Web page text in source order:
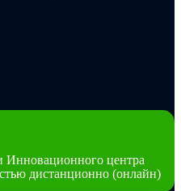
Инновационного центра
дистанционно (онлайн)